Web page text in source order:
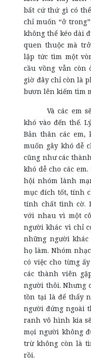
bất cứ thứ gì có
chỉ muốn “ở
không thể kéo dài
quen thuộc mà
lập tức tìm một
cầu vồng vẫn còn
giờ đây chỉ còn là
bươn lên kiếm tìm
Và các em
khó vào đến thế.
Bản thân các
muốn gây khó dễ
cũng như các
khó dễ cho các
hội nhóm lành
mục đích tốt, tính
tính chất tình cờ.
với nhau vì một
người khác vì chỉ
những người
họ làm. Nhóm
có việc cho từng
các thành viên
người thôi. Nhưng
tồn tại là để thẩy
người đứng ngoài
ranh vô hình kia
mọi người không
trừ không còn là
rồi.